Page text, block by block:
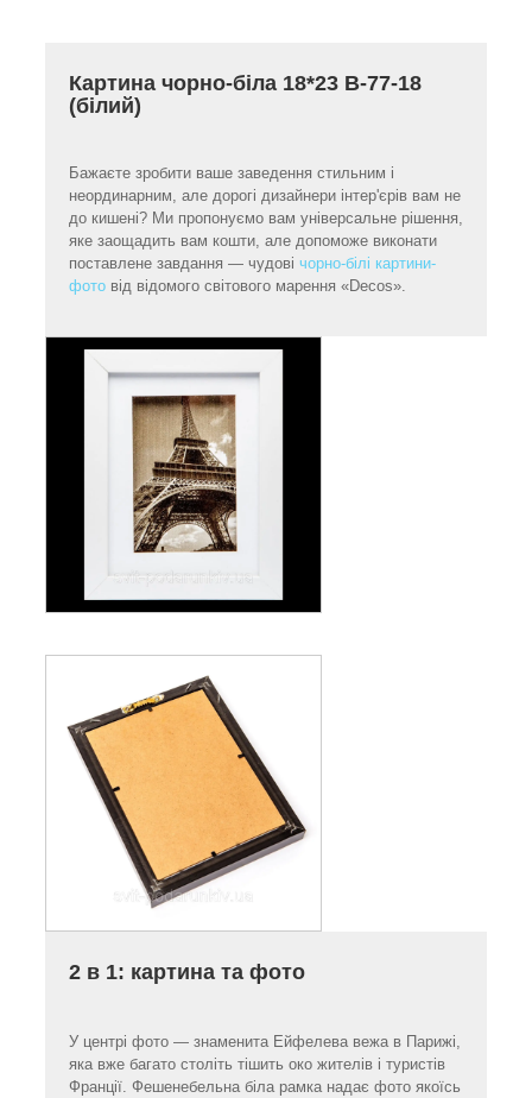
Картина чорно-біла 18*23 B-77-18
(білий)
Бажаєте зробити ваше заведення стильним і
неординарним, але дорогі дизайнери інтер'єрів вам не
до кишені? Ми пропонуємо вам універсальне рішення,
яке заощадить вам кошти, але допоможе виконати
поставлене завдання — чудові чорно-білі картини-
фото від відомого світового марення «Decos».
2 в 1: картина та фото
У центрі фото — знаменита Ейфелева вежа в Парижі,
яка вже багато століть тішить око жителів і туристів
Франції. Фешенебельна біла рамка надає фото якоїсь